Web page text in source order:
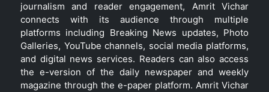
journalism and reader engagement, Amrit Vichar
connects with its audience through multiple
platforms including Breaking News updates, Photo
Galleries, YouTube channels, social media platforms,
and digital news services. Readers can also access
the e-version of the daily newspaper and weekly
magazine through the e-paper platform. Amrit Vichar